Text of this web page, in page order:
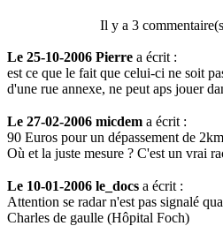
Il y a 3
Le 25-10-2006 Pierre a écrit :
est ce que le fait que celui-ci ne soit
d'une rue annexe, ne peut aps jouer
Le 27-02-2006 micdem a écrit :
90 Euros pour un dépassement de
Où et la juste mesure ? C'est un vrai
Le 10-01-2006 le_docs a écrit :
Attention se radar n'est pas signalé
Charles de gaulle (Hôpital Foch)